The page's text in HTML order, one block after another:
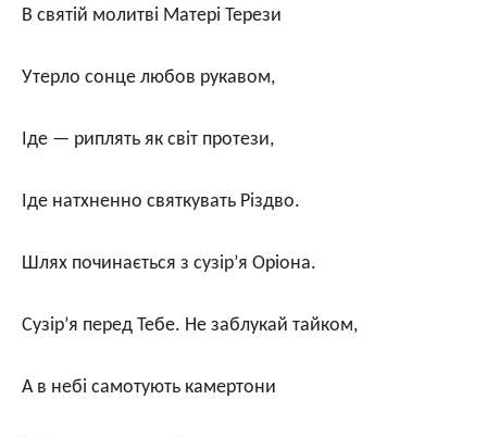
В святій молитві Матері Терези
Утерло сонце любов рукавом,
Іде — риплять як світ протези,
Іде натхненно святкувать Різдво.
Шлях починається з сузір’я Оріона.
Сузір’я перед Тебе. Не заблукай тайком,
А в небі самотують камертони